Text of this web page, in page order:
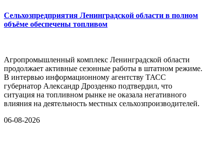
Сельхозпредприятия Ленинградской области в полном
объёме обеспечены топливом
Агропромышленный комплекс Ленинградской области
продолжает активные сезонные работы в штатном режиме.
В интервью информационному агентству ТАСС
губернатор Александр Дрозденко подтвердил, что
ситуация на топливном рынке не оказала негативного
влияния на деятельность местных сельхозпроизводителей.
06-08-2026